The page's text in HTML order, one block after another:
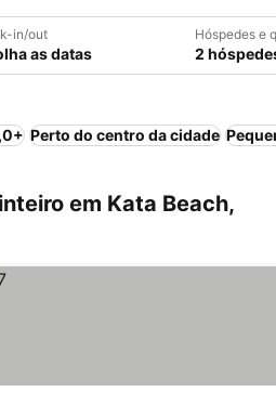
in/out
as datas
Hóspedes e
2
Perto do centro da cidade
em Kata Beach,